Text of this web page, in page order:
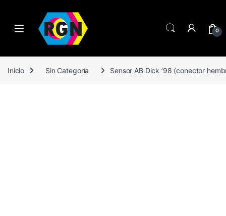
Open 0
Inicio Sin Categoría Sensor AB Dick ’98 (conector